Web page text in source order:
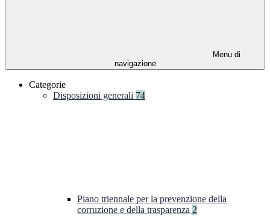
Menu di
navigazione
Categorie
Disposizioni generali 74
Piano triennale per la prevenzione della
corruzione e della trasparenza 2